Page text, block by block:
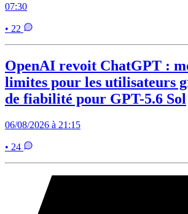
07:30
• 22
OpenAI revoit ChatGPT :
limites pour les utilisateurs
de fiabilité pour GPT-5.6 Sol
06/08/2026 à 21:15
• 24